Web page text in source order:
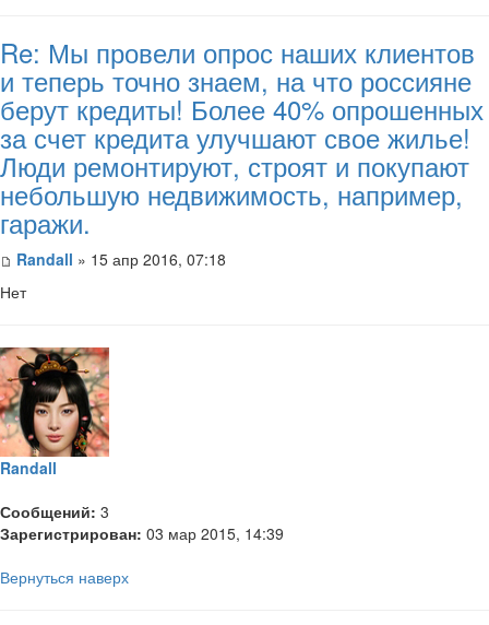
Re: Мы провели опрос наших клиентов
и теперь точно знаем, на что россияне
берут кредиты! Более 40% опрошенных
за счет кредита улучшают свое жилье!
Люди ремонтируют, строят и покупают
небольшую недвижимость, например,
гаражи.
Randall » 15 апр 2016, 07:18
Нет
Randall
Сообщений: 3
Зарегистрирован: 03 мар 2015, 14:39
Вернуться наверх